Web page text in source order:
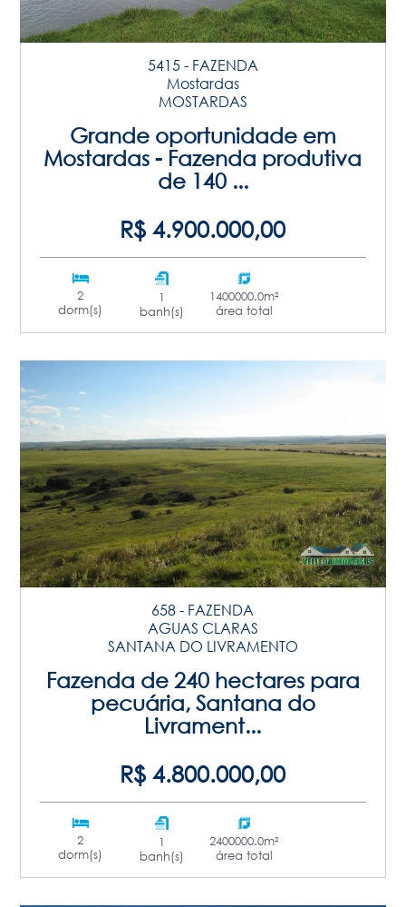
5415 - FAZENDA
Mostardas
MOSTARDAS
Grande oportunidade em
Mostardas - Fazenda produtiva
de 140 ...
R$ 4.900.000,00
2
dorm(s)
1
banh(s)
1400000.0m²
área total
658 - FAZENDA
AGUAS CLARAS
SANTANA DO LIVRAMENTO
Fazenda de 240 hectares para
pecuária, Santana do
Livrament...
R$ 4.800.000,00
2
dorm(s)
1
banh(s)
2400000.0m²
área total